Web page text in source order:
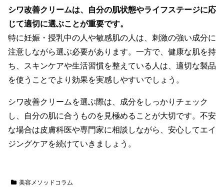
シワ改善クリームは、自分の肌状態やライフステージに応
じて適切に選ぶことが重要です。
特に妊娠・授乳中の人や敏感肌の人は、刺激の強い成分に
注意しながら選ぶ必要があります。一方で、健康な肌を持
ち、スキンケアや生活習慣を整えている人は、適切な製品
を使うことでより効果を実感しやすいでしょう。
シワ改善クリームを選ぶ際は、成分をしっかりチェック
し、自分の肌に合うものを見極めることが大切です。不安
な場合は皮膚科医や専門家に相談しながら、安心してエイ
ジングケアを続けていきましょう。
美容メソッドコラム